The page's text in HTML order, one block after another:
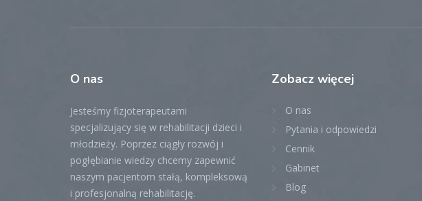
O nas
Jesteśmy fizjoterapeutami
specjalizujący się w rehabilitacji dzieci i
młodzieży. Poprzez ciągły rozwój i
pogłębianie wiedzy chcemy zapewnić
naszym pacjentom stałą, kompleksową
i profesjonalną rehabilitację.
Zobacz więcej
O nas
Pytania i odpowiedzi
Cennik
Gabinet
Blog